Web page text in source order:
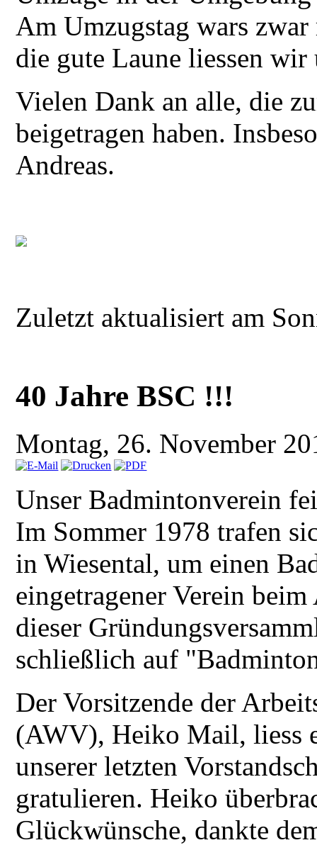
Am Umzugstag wars
die gute Laune liessen
Vielen Dank an alle, die
beigetragen haben.
Andreas.
Zuletzt aktualisiert am
40 Jahre BSC !!!
Montag, 26. November
Unser Badmintonverein
Im Sommer 1978 trafen
in Wiesental, um einen
eingetragener Verein
dieser
schließlich auf
Der Vorsitzende der
(AWV), Heiko Mail, liess
unserer letzten
gratulieren. Heiko
Glückwünsche, dankte